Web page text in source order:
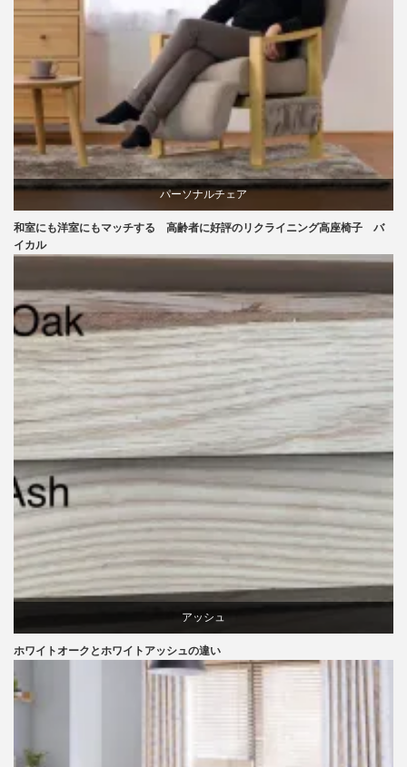
パーソナルチェア
リクライニングチェア
椅子
和室にも洋室にもマッチする 高齢者に好評のリクライニング高座椅子 バ
イカル
アッシュ
オーク
ホワイトオークとホワイトアッシュの違い